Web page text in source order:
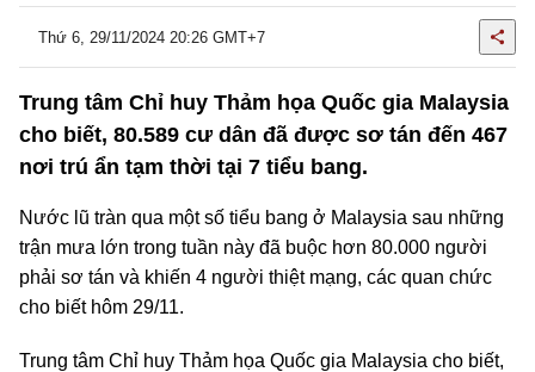
Thứ 6, 29/11/2024 20:26 GMT+7
Trung tâm Chỉ huy Thảm họa Quốc gia Malaysia
cho biết, 80.589 cư dân đã được sơ tán đến 467
nơi trú ẩn tạm thời tại 7 tiểu bang.
Nước lũ tràn qua một số tiểu bang ở Malaysia sau những
trận mưa lớn trong tuần này đã buộc hơn 80.000 người
phải sơ tán và khiến 4 người thiệt mạng, các quan chức
cho biết hôm 29/11.
Trung tâm Chỉ huy Thảm họa Quốc gia Malaysia cho biết,